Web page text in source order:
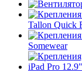
Tallon Quick
Somewear